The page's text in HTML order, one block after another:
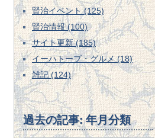
賢治イベント (125)
賢治情報 (100)
サイト更新 (185)
イーハトーブ・グルメ (18)
雑記 (124)
過去の記事: 年月分類